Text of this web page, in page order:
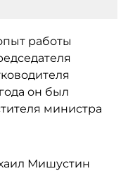
работы
он был
министра
Мишустин